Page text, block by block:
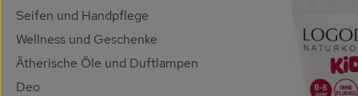
Seifen und Handpflege
Wellness und Geschenke
Ätherische Öle und Duftlampen
Deo